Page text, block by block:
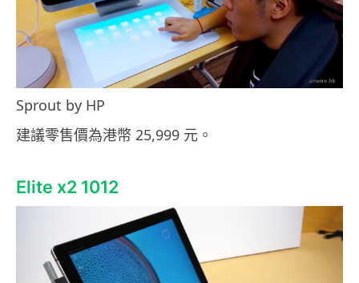
Sprout by HP
建議零售價為港幣 25,999 元。
Elite x2 1012